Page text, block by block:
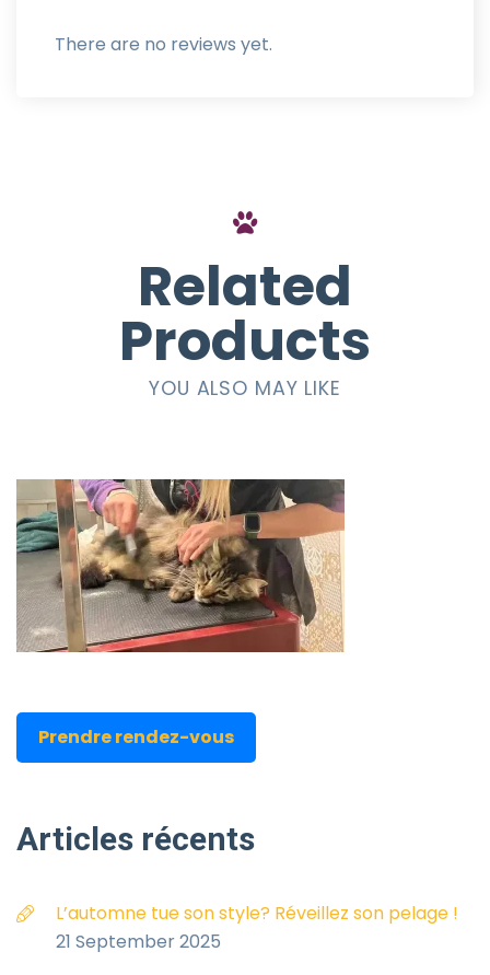
There are no reviews yet.
Related
Products
YOU ALSO MAY LIKE
Prendre rendez-vous
Articles récents
L’automne tue son style? Réveillez son pelage !
21 September 2025